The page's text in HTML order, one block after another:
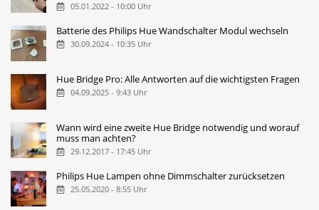
05.01.2022 - 10:00 Uhr
Batterie des Philips Hue Wandschalter Modul wechseln
30.09.2024 - 10:35 Uhr
Hue Bridge Pro: Alle Antworten auf die wichtigsten Fragen
04.09.2025 - 9:43 Uhr
Wann wird eine zweite Hue Bridge notwendig und worauf
muss man achten?
29.12.2017 - 17:45 Uhr
Philips Hue Lampen ohne Dimmschalter zurücksetzen
25.05.2020 - 8:55 Uhr